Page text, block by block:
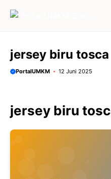
jersey biru tosca
PortalUMKM 12 Juni 2025
jersey biru